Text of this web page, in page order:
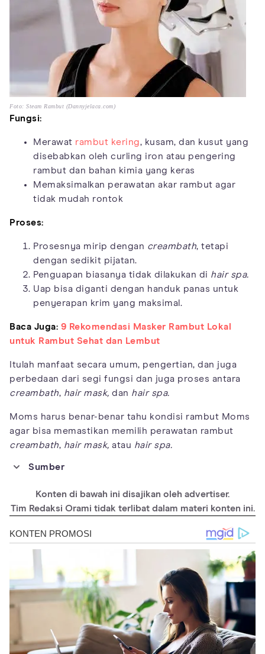
Foto: Steam Rambut (Dannyjelaca.com)
Fungsi:
Merawat rambut kering, kusam, dan kusut yang
disebabkan oleh curling iron atau pengering
rambut dan bahan kimia yang keras
Memaksimalkan perawatan akar rambut agar
tidak mudah rontok
Proses:
Prosesnya mirip dengan creambath, tetapi
dengan sedikit pijatan.
Penguapan biasanya tidak dilakukan di hair spa.
Uap bisa diganti dengan handuk panas untuk
penyerapan krim yang maksimal.
Baca Juga: 9 Rekomendasi Masker Rambut Lokal
untuk Rambut Sehat dan Lembut
Itulah manfaat secara umum, pengertian, dan juga
perbedaan dari segi fungsi dan juga proses antara
creambath, hair mask, dan hair spa.
Moms harus benar-benar tahu kondisi rambut Moms
agar bisa memastikan memilih perawatan rambut
creambath, hair mask, atau hair spa.
Sumber
https://www.ncbi.nlm.nih.gov/pmc/articles/PMC4740347/
Konten di bawah ini disajikan oleh advertiser.
Tim Redaksi Orami tidak terlibat dalam materi konten ini.